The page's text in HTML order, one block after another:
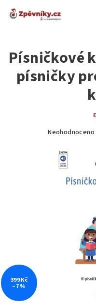
Písničkové
písničky
Průměrné
produktu
Neohodnoceno
399 Kč
–7 %